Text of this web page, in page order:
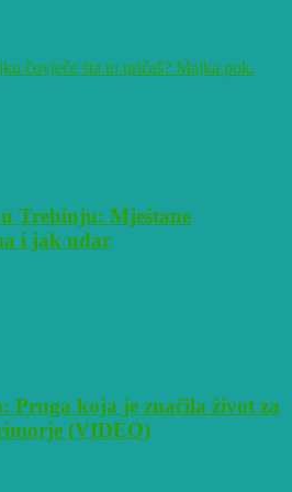
čovječe šta to pričaš? Majka pok.
Trebinju: Mještane
i jak udar
Pruga koja je značila život za
(VIDEO)